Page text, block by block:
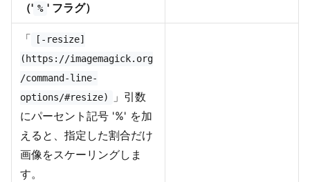
（' % ' フラグ）
「
[-resize]
(https://imagemagick.org
/command-line-
options/#resize)
」引数
にパーセント記号 '%' を加
えると、指定した割合だけ
画像をスケーリングしま
す。